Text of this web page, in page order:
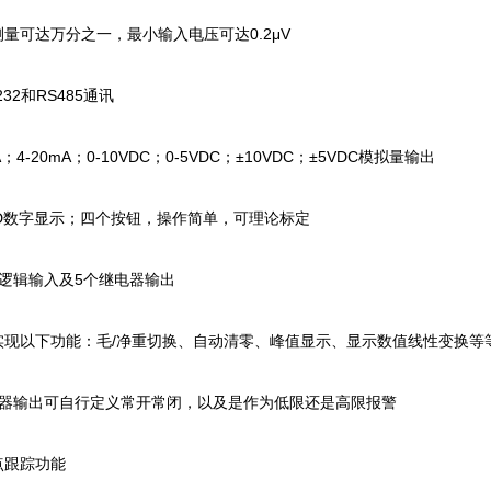
可达万分之一，最小输入电压可达0.2μV
和RS485通讯
4-20mA；0-10VDC；0-5VDC；±10VDC；±5VDC模拟量输出
字显示；四个按钮，操作简单，可理论标定
输入及5个继电器输出
以下功能：毛/净重切换、自动清零、峰值显示、显示数值线性变换等
出可自行定义常开常闭，以及是作为低限还是高限报警
踪功能